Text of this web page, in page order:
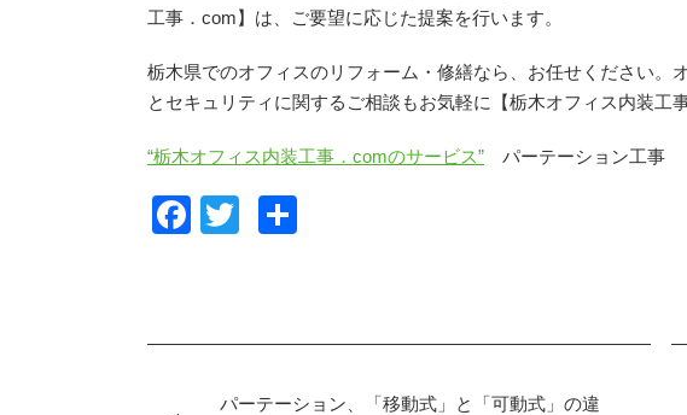
工事．com】は、ご要望に応じた提案を行います。
栃木県でのオフィスのリフォーム・修繕なら、お任せください。
とセキュリティに関するご相談もお気軽に【栃木オフィス内装工
“栃木オフィス内装工事．comのサービス” パーテーション工事
F
パーテーション、「移動式」と「可動式」の違